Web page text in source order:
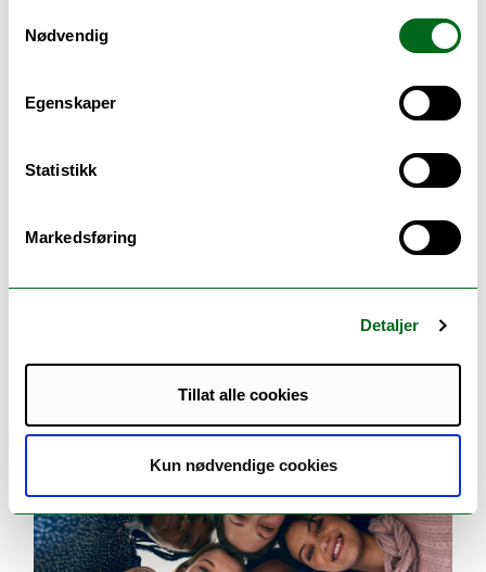
Nødvendig
Egenskaper
Statistikk
Markedsføring
Detaljer
Tillat alle cookies
Kun nødvendige cookies
Barnevern - bachelor
Ta samlingsbasert bachelor i barnevern ved UiT og
bli barnevernspedagog. Lær hvordan du kan bidra